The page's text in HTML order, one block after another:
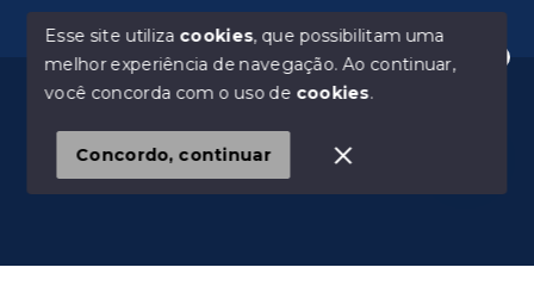
Olá! Estamos disponíveis para te ajudar.
© Copyright 2026 - 100% Imoveis 044960-J - Todos
SITE PARA IMOBILIARIA
Esse site utiliza cookies, que possibilitam uma
melhor experiência de navegação.Ao continuar,
você concorda com o uso de cookies.
Concordo, continuar